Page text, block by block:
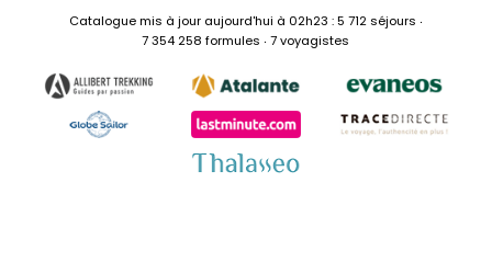
Catalogue mis à jour aujourd'hui à 02h23 : 5 712 séjours ‧
7 354 258 formules ‧ 7 voyagistes